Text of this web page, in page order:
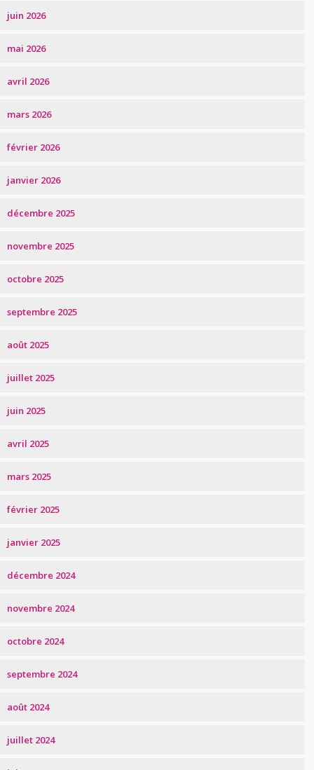
juin 2026
mai 2026
avril 2026
mars 2026
février 2026
janvier 2026
décembre 2025
novembre 2025
octobre 2025
septembre 2025
août 2025
juillet 2025
juin 2025
avril 2025
mars 2025
février 2025
janvier 2025
décembre 2024
novembre 2024
octobre 2024
septembre 2024
août 2024
juillet 2024